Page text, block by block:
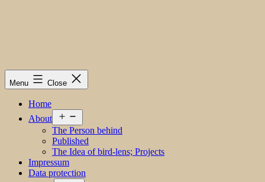
Menu Close
Home
About
menu
The Person behind
Published
The Idea of bird-lens; Projects
Impressum
Data protection